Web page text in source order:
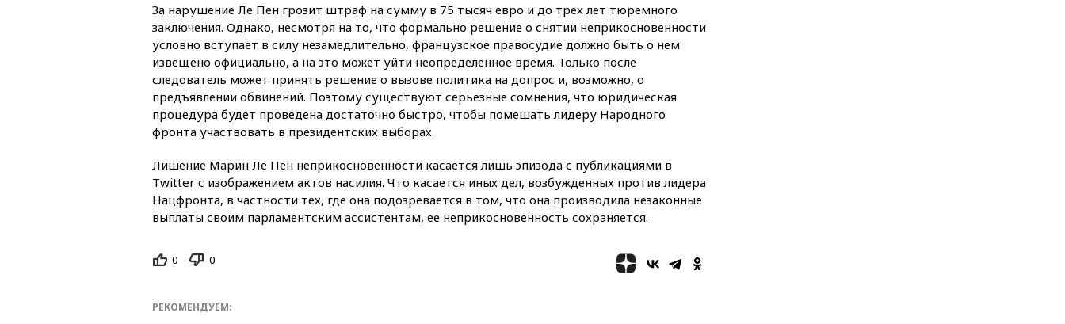
территорией РФ
09:25Ильский НПЗ на Кубани
загорелся после падения
обломков дрона
08:57 Собянин сообщил о
девяти БПЛА, сбитых на
подлете к Москве
регионами
08:16
Лукашенко призвал
белорусов покупать избы в
селах
крупнейшим поставщиком
авиатоплива в Европу
За нарушение Ле Пен грозит штраф на сумму в 75 тысяч евро и до трех лет тюремного
заключения. Однако, несмотря на то, что формально решение о снятии неприкосновенности
условно вступает в силу незамедлительно, французское правосудие должно быть о нем
извещено официально, а на это может уйти неопределенное время. Только после
следователь может принять решение о вызове политика на допрос и, возможно, о
предъявлении обвинений. Поэтому существуют серьезные сомнения, что юридическая
процедура будет проведена достаточно быстро, чтобы помешать лидеру Народного
фронта участвовать в президентских выборах.
Лишение Марин Ле Пен неприкосновенности касается лишь эпизода с публикациями в
Twitter с изображением актов насилия. Что касается иных дел, возбужденных против лидера
Нацфронта, в частности тех, где она подозревается в том, что она производила незаконные
выплаты своим парламентским ассистентам, ее неприкосновенность сохраняется.
0 0
РЕКОМЕНДУЕМ: